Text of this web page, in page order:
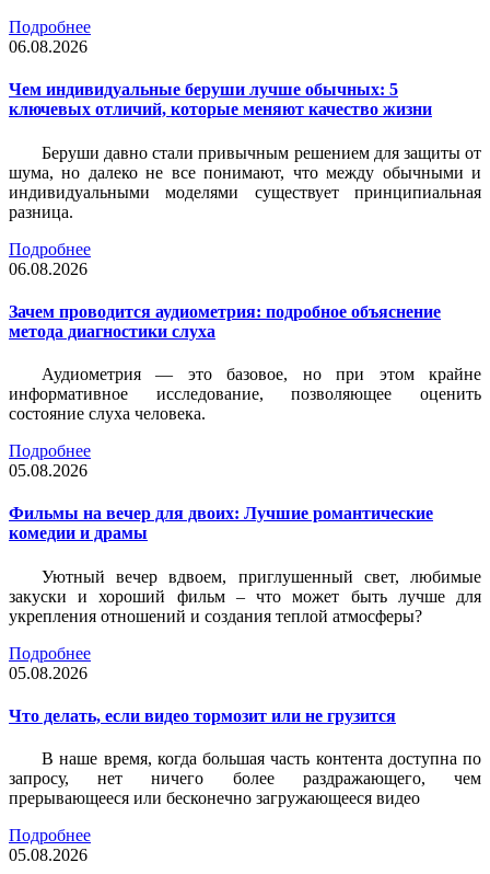
Подробнее
06.08.2026
Чем индивидуальные беруши лучше обычных: 5
ключевых отличий, которые меняют качество жизни
Беруши давно стали привычным решением для защиты от
шума, но далеко не все понимают, что между обычными и
индивидуальными моделями существует принципиальная
разница.
Подробнее
06.08.2026
Зачем проводится аудиометрия: подробное объяснение
метода диагностики слуха
Аудиометрия — это базовое, но при этом крайне
информативное исследование, позволяющее оценить
состояние слуха человека.
Подробнее
05.08.2026
Фильмы на вечер для двоих: Лучшие романтические
комедии и драмы
Уютный вечер вдвоем, приглушенный свет, любимые
закуски и хороший фильм – что может быть лучше для
укрепления отношений и создания теплой атмосферы?
Подробнее
05.08.2026
Что делать, если видео тормозит или не грузится
В наше время, когда большая часть контента доступна по
запросу, нет ничего более раздражающего, чем
прерывающееся или бесконечно загружающееся видео
Подробнее
05.08.2026